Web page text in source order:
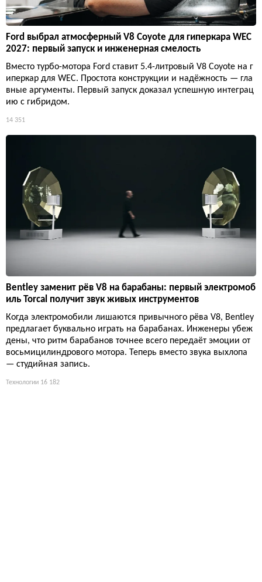
Ford выбрал атмосферный V8 Coyote для гиперкара WEC
2027: первый запуск и инженерная смелость
Вместо турбо-мотора Ford ставит 5.4-литровый V8 Coyote на г
иперкар для WEC. Простота конструкции и надёжность — гла
вные аргументы. Первый запуск доказал успешную интеграц
ию с гибридом.
14 351
Bentley заменит рёв V8 на барабаны: первый электромоб
иль Torcal получит звук живых инструментов
Когда электромобили лишаются привычного рёва V8, Bentley
предлагает буквально играть на барабанах. Инженеры убеж
дены, что ритм барабанов точнее всего передаёт эмоции от
восьмицилиндрового мотора. Теперь вместо звука выхлопа
— студийная запись.
Технологии 16 182